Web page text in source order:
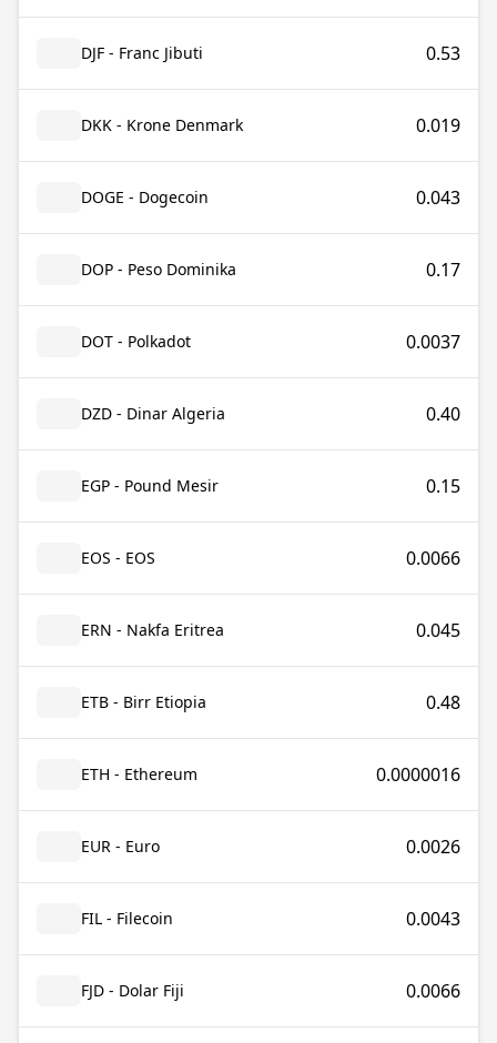
DJF - Franc Jibuti 0.53
DKK - Krone Denmark 0.019
DOGE - Dogecoin 0.043
DOP - Peso Dominika 0.17
DOT - Polkadot 0.0037
DZD - Dinar Algeria 0.40
EGP - Pound Mesir 0.15
EOS - EOS 0.0066
ERN - Nakfa Eritrea 0.045
ETB - Birr Etiopia 0.48
ETH - Ethereum 0.0000016
EUR - Euro 0.0026
FIL - Filecoin 0.0043
FJD - Dolar Fiji 0.0066